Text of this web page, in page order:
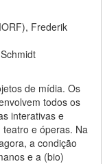
Frederik
de mídia. Os
todos os
interativas e
e óperas. Na
a condição
e a (bio)